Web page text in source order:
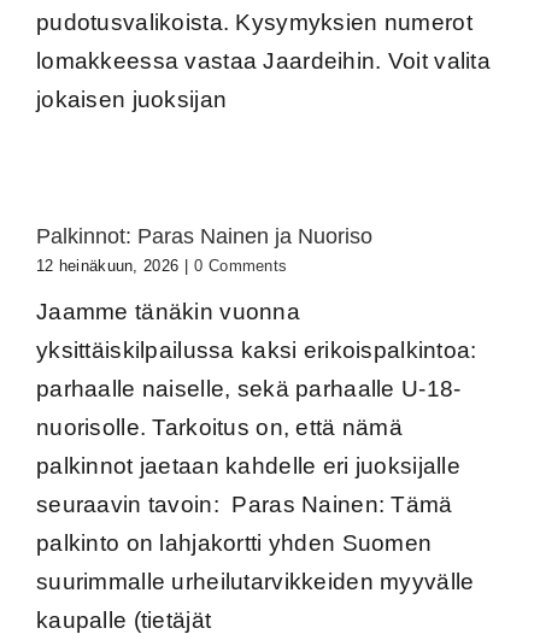
pudotusvalikoista. Kysymyksien numerot
lomakkeessa vastaa Jaardeihin. Voit valita
jokaisen juoksijan
Palkinnot: Paras Nainen ja Nuoriso
12 heinäkuun, 2026 0 Comments
Jaamme tänäkin vuonna
yksittäiskilpailussa kaksi erikoispalkintoa:
parhaalle naiselle, sekä parhaalle U-18-
nuorisolle. Tarkoitus on, että nämä
palkinnot jaetaan kahdelle eri juoksijalle
seuraavin tavoin: Paras Nainen: Tämä
palkinto on lahjakortti yhden Suomen
suurimmalle urheilutarvikkeiden myyvälle
kaupalle (tietäjät